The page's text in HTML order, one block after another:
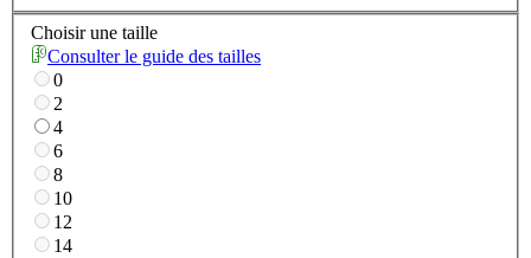
Choisir une taille
Consulter le guide des tailles
0
2
4
6
8
10
12
14